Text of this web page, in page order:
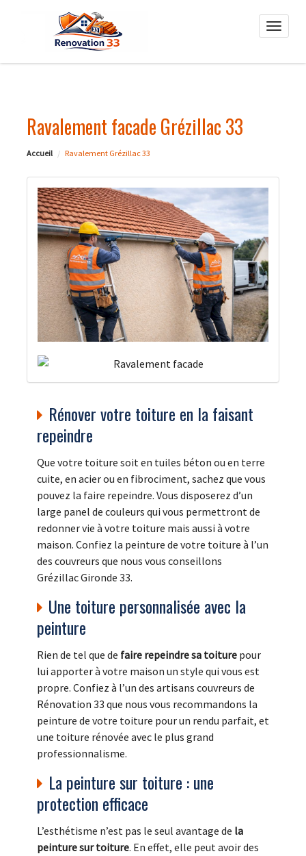
Toggle
Ravalement facade Grézillac 33
Accueil Ravalement Grézillac 33
Rénover votre toiture en la faisant
repeindre
Que votre toiture soit en tuiles béton ou en terre
cuite, en acier ou en fibrociment, sachez que vous
pouvez la faire repeindre. Vous disposerez d’un
large panel de couleurs qui vous permettront de
redonner vie à votre toiture mais aussi à votre
maison. Confiez la peinture de votre toiture à l’un
des couvreurs que nous vous conseillons
Grézillac Gironde 33.
Une toiture personnalisée avec la
peinture
Rien de tel que de faire repeindre sa toiture pour
lui apporter à votre maison un style qui vous est
propre. Confiez à l’un des artisans couvreurs de
Rénovation 33 que nous vous recommandons la
peinture de votre toiture pour un rendu parfait, et
une toiture rénovée avec le plus grand
professionnalisme.
La peinture sur toiture : une
protection efficace
L’esthétisme n’est pas le seul avantage de la
peinture sur toiture. En effet, elle peut avoir des